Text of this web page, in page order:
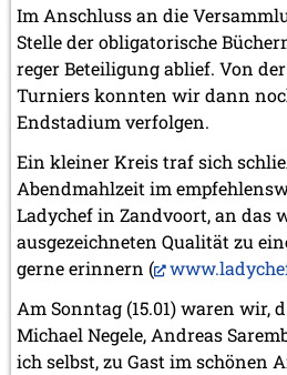
Im Anschluss an die
Stelle der obligatorische
reger Beteiligung ablief. Von
Turniers konnten wir dann
Endstadium verfolgen.
Ein kleiner Kreis traf sich
Abendmahlzeit im
Ladychef in Zandvoort, an das
ausgezeichneten Qualität zu
gerne erinnern (
Am Sonntag (15.01) waren wir,
Michael Negele, Andreas
ich selbst, zu Gast im schönen